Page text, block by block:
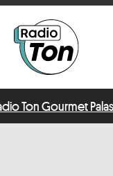
Ton Gourmet